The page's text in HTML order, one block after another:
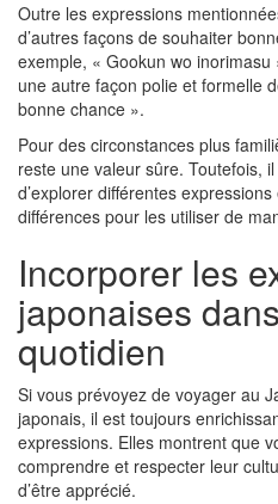
Outre les expressions
d’autres façons de souhaiter
exemple, « Gookun wo
une autre façon polie et formelle
bonne chance ».
Pour des circonstances plus
reste une valeur sûre. Toutefois,
d’explorer différentes
différences pour les utiliser de
Incorporer les
japonaises
quotidien
Si vous prévoyez de voyager au
japonais, il est toujours
expressions. Elles montrent que
comprendre et respecter leur
d’être apprécié.